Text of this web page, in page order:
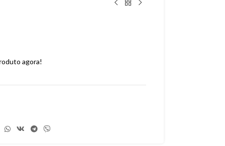
agora!